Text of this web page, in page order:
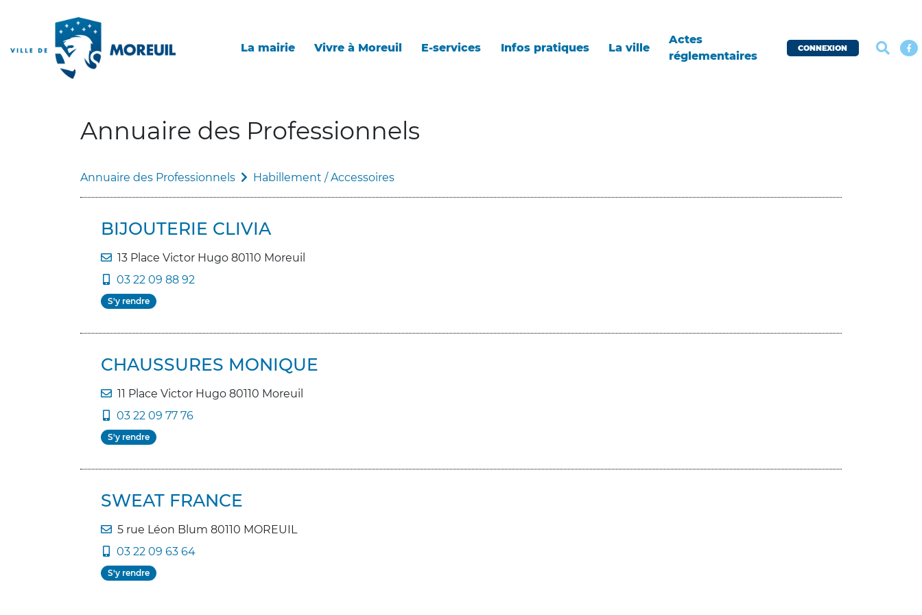
La mairie Vivre à Moreuil E-services Infos pratiques La ville
Actes
réglementaires
CONNEXION
Annuaire des Professionnels
Annuaire des Professionnels Habillement / Accessoires
BIJOUTERIE CLIVIA
13 Place Victor Hugo 80110 Moreuil
03 22 09 88 92
S'y rendre
CHAUSSURES MONIQUE
11 Place Victor Hugo 80110 Moreuil
03 22 09 77 76
S'y rendre
SWEAT FRANCE
5 rue Léon Blum 80110 MOREUIL
03 22 09 63 64
S'y rendre